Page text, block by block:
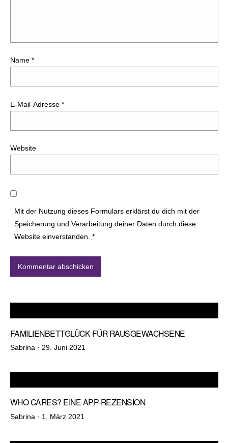
Name *
E-Mail-Adresse *
Website
Mit der Nutzung dieses Formulars erklärst du dich mit der
Speicherung und Verarbeitung deiner Daten durch diese
Website einverstanden. *
FAMILIENBETTGLÜCK FÜR RAUSGEWACHSENE
Sabrina · Veröffentlicht
29. Juni 2021
WHO CARES? EINE APP-REZENSION
Sabrina · Veröffentlicht
1. März 2021